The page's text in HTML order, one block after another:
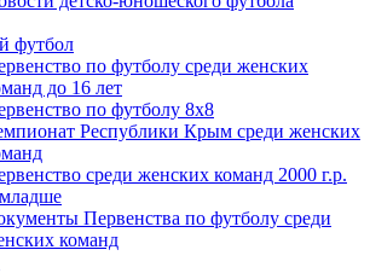
футбол
по футболу среди женских
до 16 лет
по футболу 8х8
Республики Крым среди женских
среди женских команд 2000 г.р.
Первенства по футболу среди
команд